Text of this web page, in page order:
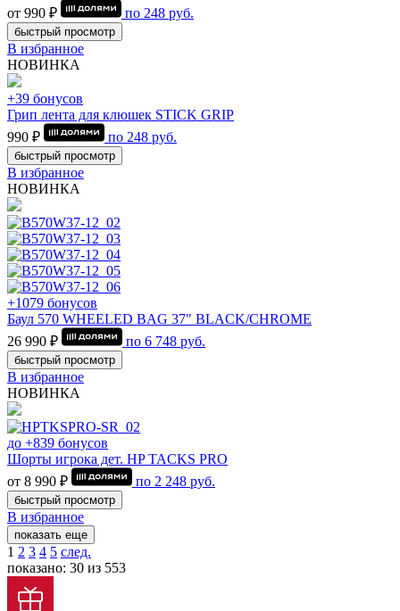
от 990 ₽
по 248 руб.
быстрый просмотр
В избранное
НОВИНКА
+39 бонусов
Грип лента для клюшек STICK GRIP
990 ₽
по 248 руб.
быстрый просмотр
В избранное
НОВИНКА
+1079 бонусов
Баул 570 WHEELED BAG 37" BLACK/CHROME
26 990 ₽
по 6 748 руб.
быстрый просмотр
В избранное
НОВИНКА
до +839 бонусов
Шорты игрока дет. HP TACKS PRO
от 8 990 ₽
по 2 248 руб.
быстрый просмотр
В избранное
показать еще
1 2 3 4 5 след.
показано: 30 из 553